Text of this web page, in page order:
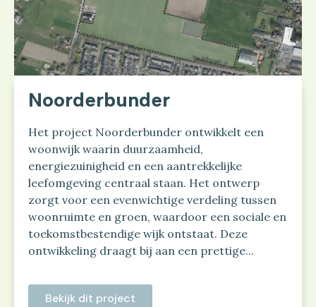
Noorderbunder
Het project Noorderbunder ontwikkelt een
woonwijk waarin duurzaamheid,
energiezuinigheid en een aantrekkelijke
leefomgeving centraal staan. Het ontwerp
zorgt voor een evenwichtige verdeling tussen
woonruimte en groen, waardoor een sociale en
toekomstbestendige wijk ontstaat. Deze
ontwikkeling draagt bij aan een prettige...
Bekijk dit project